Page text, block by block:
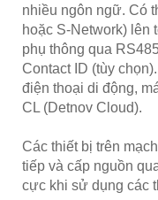
nhiều ngôn ngữ. Có
hoặc S-Network) lên
phụ thông qua
Contact ID (tùy
điện thoại di động,
CL (Detnov Cloud).
Các thiết bị trên
tiếp và cấp nguồn
cực khi sử dụng các